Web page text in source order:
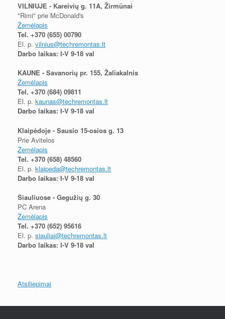
VILNIUJE - Kareivių g. 11A, Žirmūnai
"Rimi" prie McDonald's
Žemėlapis
Tel. +370 (655) 00790
El. p. vilnius@techremontas.lt
Darbo laikas: I-V 9-18 val
KAUNE - Savanorių pr. 155, Žaliakalnis
Žemėlapis
Tel. +370 (684) 09811
El. p. kaunas@techremontas.lt
Darbo laikas: I-V 9-18 val
Klaipėdoje - Sausio 15-osios g. 13
Prie Avitelos
Žemėlapis
Tel. +370 (658) 48560
El. p. klaipeda@techremontas.lt
Darbo laikas: I-V 9-18 val
Šiauliuose - Gegužių g. 30
PC Arena
Žemėlapis
Tel. +370 (652) 95616
El. p. siauliai@techremontas.lt
Darbo laikas: I-V 9-18 val
Atsiliepimai